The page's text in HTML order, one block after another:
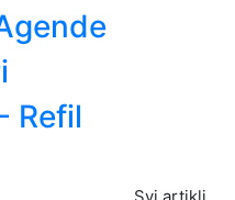
Refil